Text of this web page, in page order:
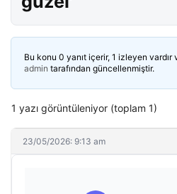
Bu konu 0 yanıt içerir, 1 izleyen vardır
admin tarafından güncellenmiştir.
1 yazı görüntüleniyor (toplam 1)
23/05/2026: 9:13 am